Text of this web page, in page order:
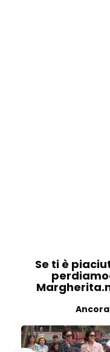
Se ti è